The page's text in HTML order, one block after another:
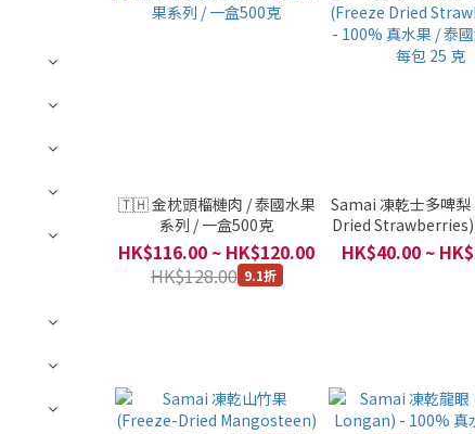
🇹🇭 金枕頭榴槤肉 / 泰國水果
系列 / 一盒500克
HK$116.00 ~ HK$120.00
HK$128.00 9.1折
Samai 凍乾士多啤
Dried
真水果 / 泰國素可泰 /
HK$40.00 ~